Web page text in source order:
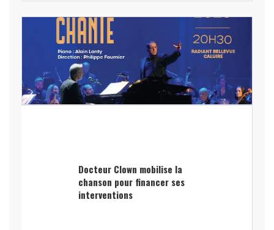
Docteur Clown mobilise la
chanson pour financer ses
interventions